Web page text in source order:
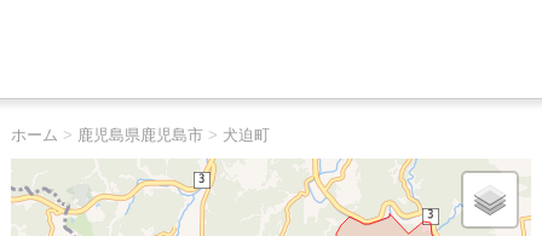
ホーム > 鹿児島県鹿児島市> 犬迫町